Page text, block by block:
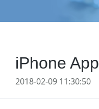
iPhone App
2018-02-09 11:30:50